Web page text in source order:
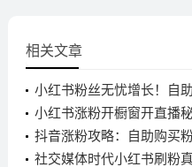
相关文章
小红书粉丝无忧增长！自
析
小红书涨粉开橱窗开直播
赞上热门
抖音涨粉攻略：自助购买
与播放量
社交媒体时代小红书刷粉